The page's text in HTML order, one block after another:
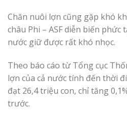
Chăn nuôi lợn cũng gặp khó
châu Phi – ASF diễn biến
nước giữ được rất khó nhọc.
Theo báo cáo từ Tổng cục
lợn của cả nước tính đến thời
đạt 26,4 triệu con, chỉ tăng
trước.